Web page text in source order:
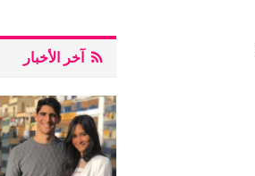
آخر الأخبار